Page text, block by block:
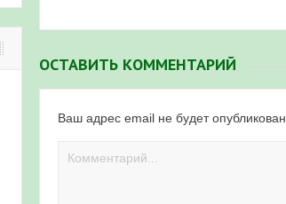
ОСТАВИТЬ КОММЕНТАРИЙ
Ваш адрес email не будет опубликован.